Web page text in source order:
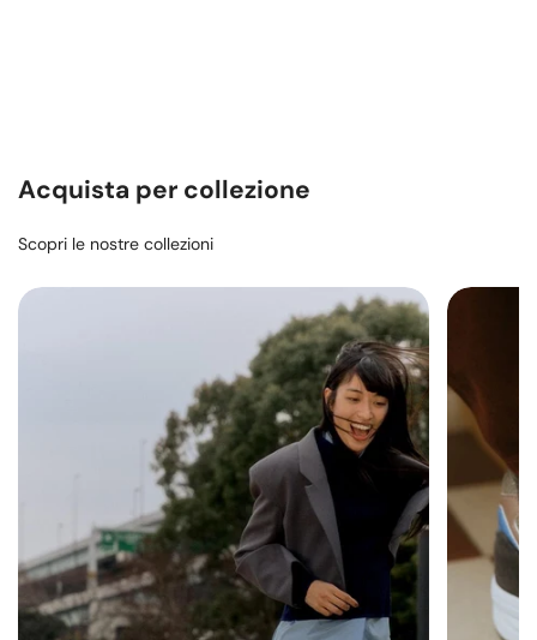
Acquista per collezione
Scopri le nostre collezioni